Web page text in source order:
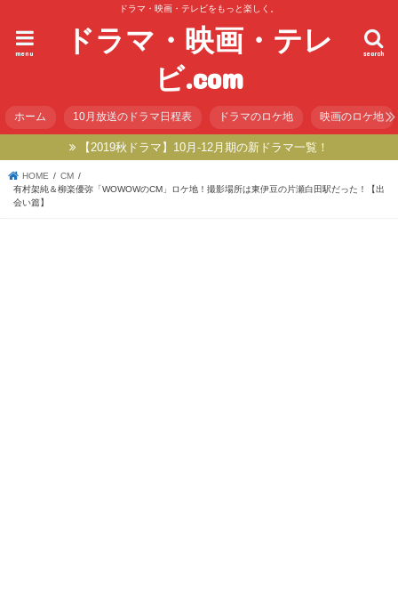
ドラマ・映画・テレビをもっと楽しく。
ドラマ・映画・テレ
ビ.com
search
menu
ホーム 10月放送のドラマ日程表 ドラマのロケ地 映画のロケ地
【2019秋ドラマ】10月-12月期の新ドラマ一覧！
HOME
CM
有村架純＆柳楽優弥「WOWOWのCM」ロケ地！撮影場所は東伊豆の片瀬白田駅だった！【出
会い篇】